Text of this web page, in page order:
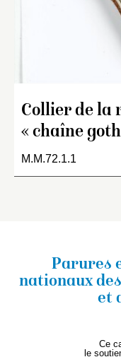
Collier de la
« chaîne
M.M.72.1.1
Parures
nationaux
et
Ce
le